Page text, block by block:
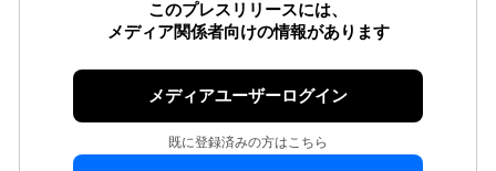
このプレスリリースには、
メディア関係者向けの情報があります
メディアユーザーログイン
既に登録済みの方はこちら